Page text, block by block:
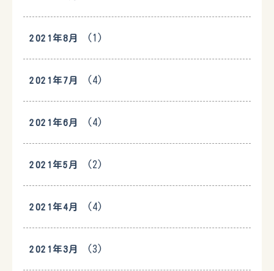
2021年8月 (1)
2021年7月 (4)
2021年6月 (4)
2021年5月 (2)
2021年4月 (4)
2021年3月 (3)